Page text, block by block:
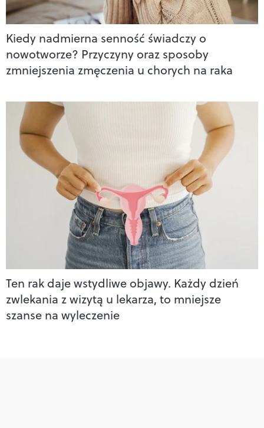
Kiedy nadmierna senność świadczy o
nowotworze? Przyczyny oraz sposoby
zmniejszenia zmęczenia u chorych na raka
Ten rak daje wstydliwe objawy. Każdy dzień
zwlekania z wizytą u lekarza, to mniejsze
szanse na wyleczenie